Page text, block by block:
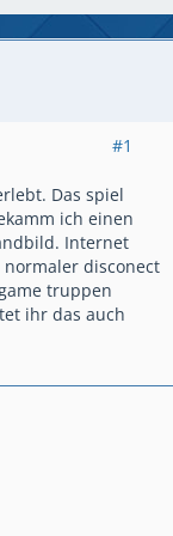
#1
Das spiel
ich einen
Internet
normaler disconect
truppen
ihr das auch